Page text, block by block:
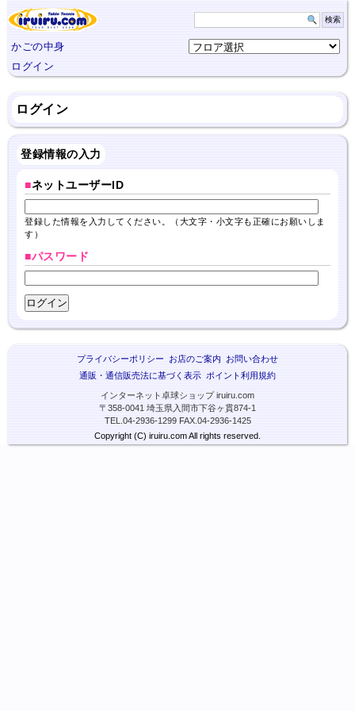
かごの中身
ログイン
ログイン
登録情報の入力
■ネットユーザーID
登録した情報を入力してください。（大文字・小文字も正確にお願いしま
す）
■パスワード
プライバシーポリシー お店のご案内 お問い合わせ
通販・通信販売法に基づく表示 ポイント利用規約
インターネット卓球ショップ iruiru.com
〒358-0041 埼玉県入間市下谷ヶ貫874-1
TEL.04-2936-1299 FAX.04-2936-1425
Copyright (C) iruiru.com All rights reserved.